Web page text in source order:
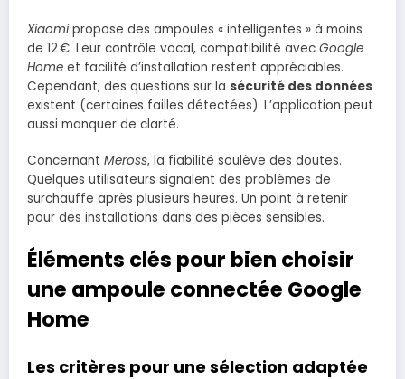
Xiaomipropose des ampoules « intelligentes » à moins
de 12 €. Leur contrôle vocal, compatibilité avec Google
Home et facilité d’installation restent appréciables.
Cependant, des questions sur la sécurité des données
existent (certaines failles détectées). L’application peut
aussi manquer de clarté.
Concernant Meross, la fiabilité soulève des doutes.
Quelques utilisateurs signalent des problèmes de
surchauffe après plusieurs heures. Un point à retenir
pour des installations dans des pièces sensibles.
Éléments clés pour bien choisir
une ampoule connectée Google
Home
Les critères pour une sélection adaptée